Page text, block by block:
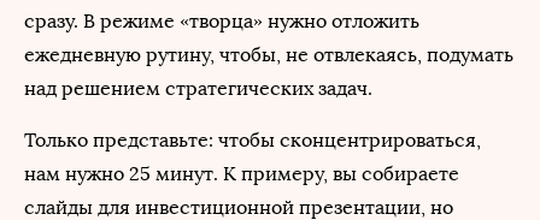
сразу. В режиме «творца» нужно отложить
ежедневную рутину, чтобы, не отвлекаясь, подумать
над решением стратегических задач.
Только представьте: чтобы сконцентрироваться,
нам нужно 25 минут. К примеру, вы собираете
слайды для инвестиционной презентации, но